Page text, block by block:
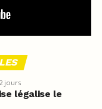
jours
légalise le